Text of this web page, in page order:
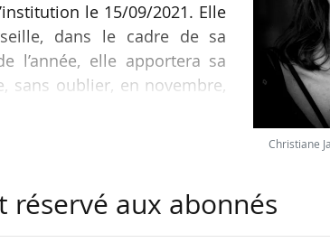
le 15/09/2021. Elle
dans le cadre de sa
l’année, elle apportera sa
sans oublier, en novembre,
Arts Emerson Boston (États-
Christiane
réservé aux abonnés